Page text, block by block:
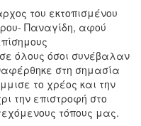
του εκτοπισμένου
Παναγίδη, αφού
όλους όσοι συνέβαλαν
στη σημασία
το χρέος και την
την επιστροφή στο
τόπους μας.